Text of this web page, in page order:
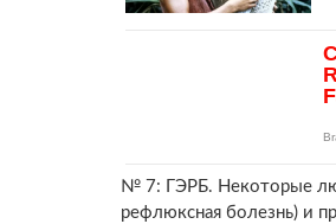
№ 7: ГЭРБ. Некоторые
рефлюксная болезнь) и